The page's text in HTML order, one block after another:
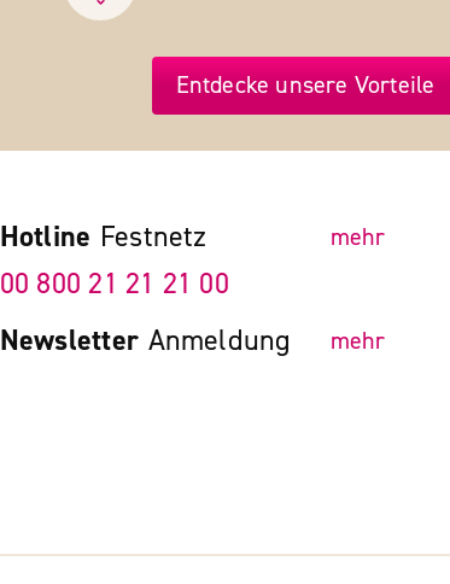
Entdecke unsere Vorteile
Hotline Festnetz mehr
00 800 21 21 21 00
Newsletter Anmeldung mehr